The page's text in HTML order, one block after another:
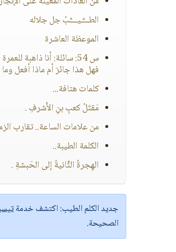
الطـــَّـيــــِّبُ جل جلاله
الموعظة العاشرة
س 54: سائلة: أنا
فهل هذا جائز أم ماذا أفعل
كلمات هتافة...
مَقتَلُ كعبِ بنِ الأَشرفِ .
من علامات الساعة.. تقارب
الكلمة الطيبة..
الهِجرةُ الثَّانيةُ إلى الحَبشةِ .
جديد الكلم الطيب:اكتشف خدمة
الصحيحة.